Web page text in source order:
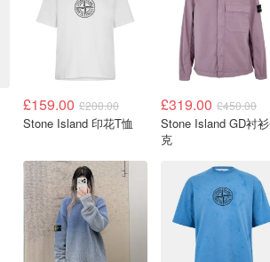
£159.00 £200.00
Stone Island 印花T恤
£319.00 £450.00
Stone Island GD衬
克